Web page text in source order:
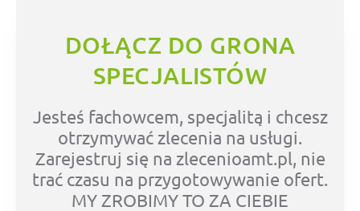
DOŁĄCZ DO GRONA
SPECJALISTÓW
Jesteś fachowcem, specjalitą i chcesz
otrzymywać zlecenia na usługi.
Zarejestruj się na zlecenioamt.pl, nie
trać czasu na przygotowywanie ofert.
MY ZROBIMY TO ZA CIEBIE